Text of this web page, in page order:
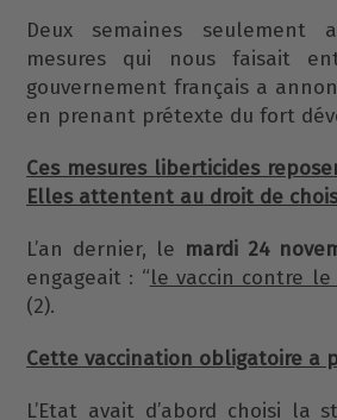
Deux semaines seulement
mesures qui nous faisait
gouvernement français a
en prenant prétexte du fort
Ces mesures liberticides
Elles attentent au droit de
L’an dernier, le mardi 24
engageait : “le vaccin contre le
(2).
Cette vaccination obligatoire a
L’Etat avait d’abord choisi la